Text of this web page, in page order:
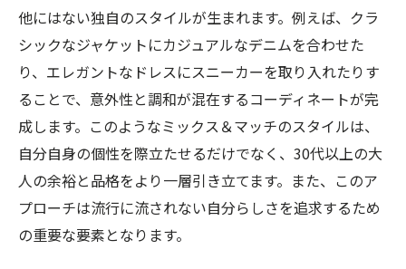
他にはない独自のスタイルが生まれます。例えば、クラ
シックなジャケットにカジュアルなデニムを合わせた
り、エレガントなドレスにスニーカーを取り入れたりす
ることで、意外性と調和が混在するコーディネートが完
成します。このようなミックス＆マッチのスタイルは、
自分自身の個性を際立たせるだけでなく、30代以上の大
人の余裕と品格をより一層引き立てます。また、このア
プローチは流行に流されない自分らしさを追求するため
の重要な要素となります。